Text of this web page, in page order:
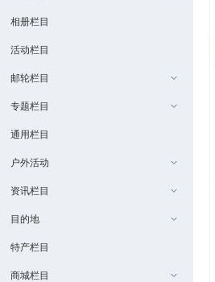
相册栏目
活动栏目
邮轮栏目
专题栏目
通用栏目
户外活动
资讯栏目
目的地
特产栏目
商城栏目